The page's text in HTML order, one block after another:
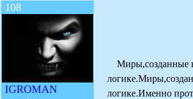
108
IGROMAN
Миры,созданные
логике.Именно